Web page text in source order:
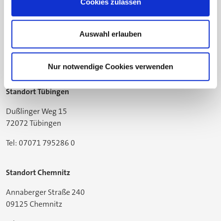
Auswahl erlauben
Nur notwendige Cookies verwenden
Gildemeisterstraße 60
Tel: 05205 74-2558
Standort Tübingen
Dußlinger Weg 15
72072 Tübingen
Tel: 07071 795286 0
Standort Chemnitz
Annaberger Straße 240
09125 Chemnitz